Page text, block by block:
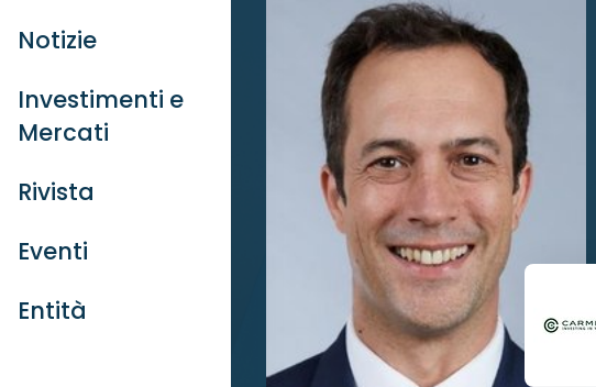
Notizie
Investimenti e
Mercati
Rivista
Eventi
Entità